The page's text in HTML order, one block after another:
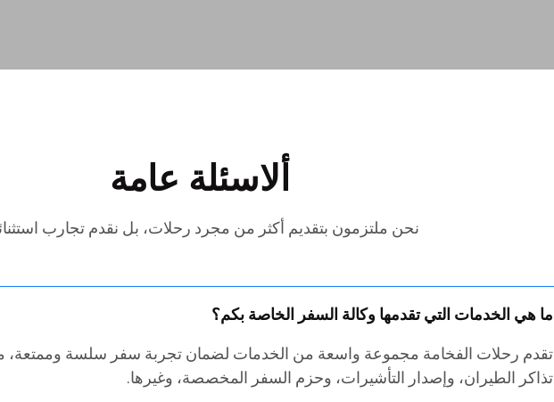
ألاسئلة عامة
نحن ملتزمون بتقديم أكثر من مجرد رحلات، بل نقدم تجارب
ما هي الخدمات التي تقدمها وكالة السفر الخاصة بكم؟
تقدم رحلات الفخامة مجموعة واسعة من الخدمات لضمان تجربة سفر سلسة وممتعة،
تذاكر الطيران، وإصدار التأشيرات، وحزم السفر المخصصة، وغيرها.